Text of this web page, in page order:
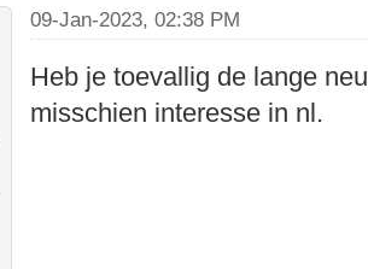
09-Jan-2023, 02:38 PM
Heb je toevallig de lange
misschien interesse in nl.